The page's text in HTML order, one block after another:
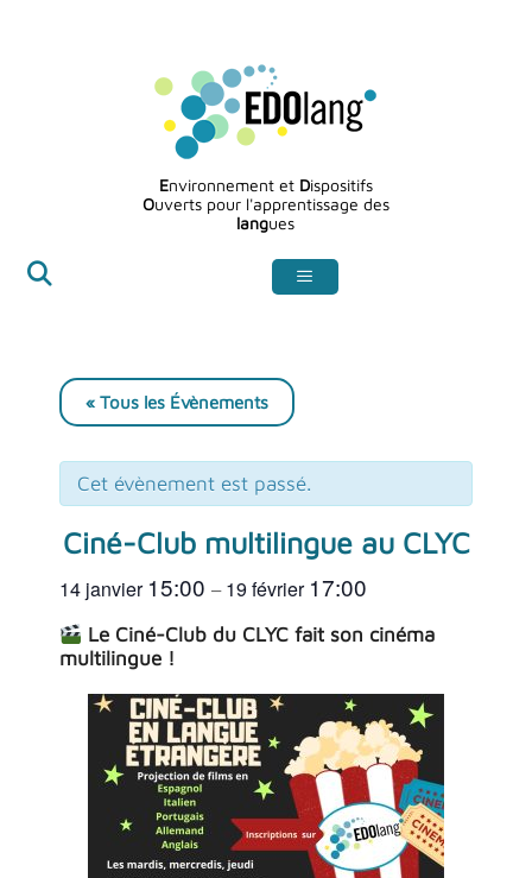
Environnement et Dispositifs
Ouverts pour l'apprentissage des
langues
« Tous les Évènements
Cet évènement est passé.
Ciné-Club multilingue au CLYC
14 janvier 15:00 –19 février 17:00
Le Ciné-Club du CLYC fait son cinéma
multilingue !